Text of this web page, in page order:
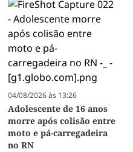
04/08/2026 às 13:26
Adolescente de 16 anos
morre após colisão entre
moto e pá-carregadeira
no RN